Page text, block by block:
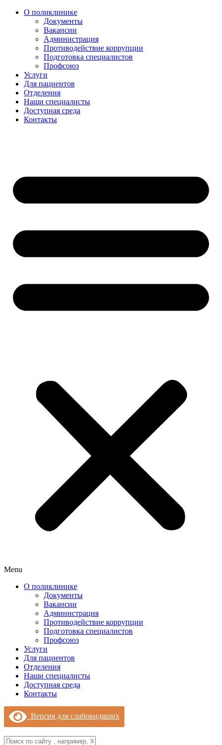
О поликлинике
Документы
Вакансии
Администрация
Противодействие коррупции
Подготовка специалистов
Профсоюз
Услуги
Для пациентов
Отделения
Наши специалисты
Доступная среда
Контакты
Menu
О поликлинике
Документы
Вакансии
Администрация
Противодействие коррупции
Подготовка специалистов
Профсоюз
Услуги
Для пациентов
Отделения
Наши специалисты
Доступная среда
Контакты
Версия для слабовидящих